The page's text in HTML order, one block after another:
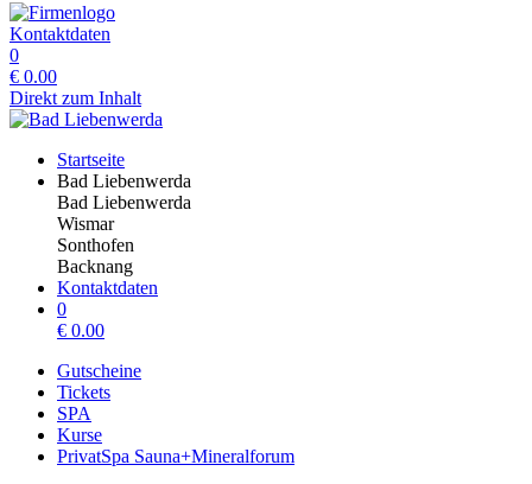
Kontaktdaten
0
€ 0.00
Direkt zum Inhalt
Startseite
Bad Liebenwerda
Bad Liebenwerda
Wismar
Sonthofen
Backnang
Kontaktdaten
0
€ 0.00
Gutscheine
Tickets
SPA
Kurse
PrivatSpa Sauna+Mineralforum